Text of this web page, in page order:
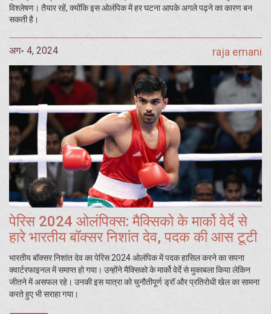
विश्लेषण। तैयार रहें, क्योंकि इस ओलंपिक में हर घटना आपके अगले पढ़ने का कारण बन
सकती है।
अग॰ 4, 2024 raja emani
पेरिस 2024 ओलंपिक्स: मैक्सिको के मार्को वेर्दे से
हारे भारतीय बॉक्सर निशांत देव, पदक की आस टूटी
भारतीय बॉक्सर निशांत देव का पेरिस 2024 ओलंपिक में पदक हासिल करने का सपना
क्वार्टरफाइनल में समाप्त हो गया। उन्होंने मैक्सिको के मार्को वेर्दे से मुकाबला किया लेकिन
जीतने में असफल रहे। उनकी इस यात्रा को चुनौतीपूर्ण ड्रॉ और प्रतिरोधी खेल का सामना
करते हुए भी सराहा गया।